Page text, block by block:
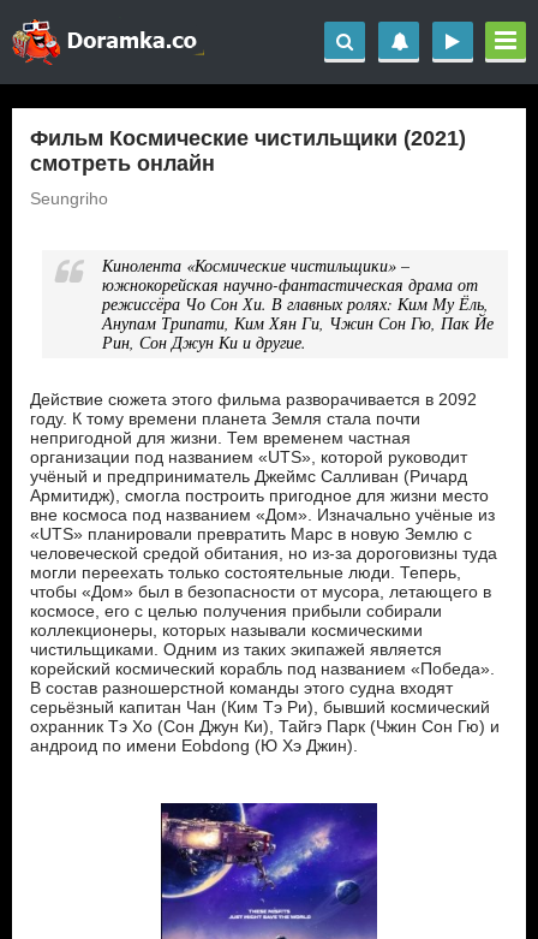
Фильм Космические чистильщики (2021)
смотреть онлайн
Seungriho
Кинолента «Космические чистильщики» –
южнокорейская научно-фантастическая драма от
режиссёра Чо Сон Хи. В главных ролях: Ким Му Ёль,
Анупам Трипати, Ким Хян Ги, Чжин Сон Гю, Пак Йе
Рин, Сон Джун Ки и другие.
Действие сюжета этого фильма разворачивается в 2092
году. К тому времени планета Земля стала почти
непригодной для жизни. Тем временем частная
организации под названием «UTS», которой руководит
учёный и предприниматель Джеймс Салливан (Ричард
Армитидж), смогла построить пригодное для жизни место
вне космоса под названием «Дом». Изначально учёные из
«UTS» планировали превратить Марс в новую Землю с
человеческой средой обитания, но из-за дороговизны туда
могли переехать только состоятельные люди. Теперь,
чтобы «Дом» был в безопасности от мусора, летающего в
космосе, его с целью получения прибыли собирали
коллекционеры, которых называли космическими
чистильщиками. Одним из таких экипажей является
корейский космический корабль под названием «Победа».
В состав разношерстной команды этого судна входят
серьёзный капитан Чан (Ким Тэ Ри), бывший космический
охранник Тэ Хо (Сон Джун Ки), Тайгэ Парк (Чжин Сон Гю) и
андроид по имени Eobdong (Ю Хэ Джин).